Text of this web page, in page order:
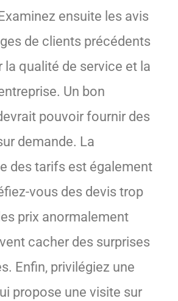
ensuite les avis
de clients précédents
la qualité de service et la
Un bon
pouvoir fournir des
demande. La
des tarifs est également
vous des devis trop
prix anormalement
cacher des surprises
Enfin, privilégiez une
propose une visite sur